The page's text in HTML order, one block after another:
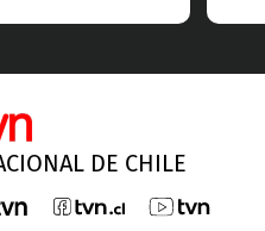
DE CHILE